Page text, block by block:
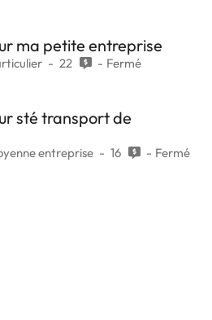
ma petite entreprise
22 Fermé
sté transport de
entreprise 16 Fermé